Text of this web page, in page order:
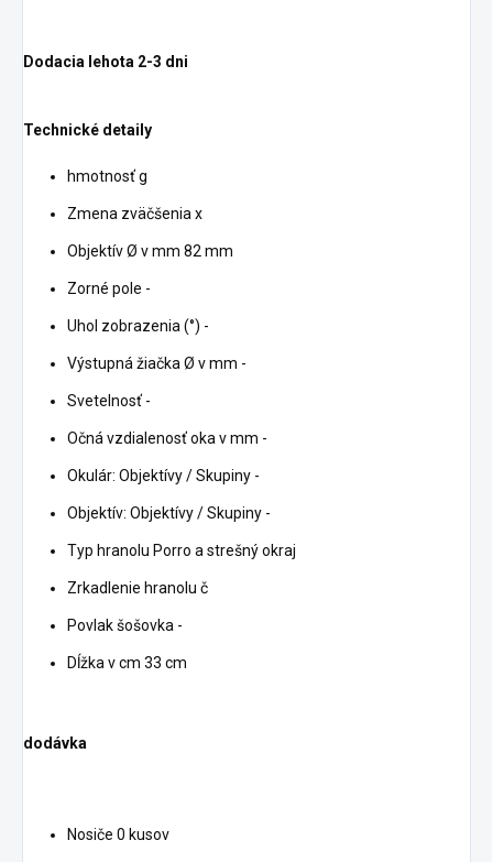
Dodacia lehota 2-3 dni
Technické detaily
hmotnosť g
Zmena zväčšenia x
Objektív Ø v mm 82 mm
Zorné pole -
Uhol zobrazenia (°) -
Výstupná žiačka Ø v mm -
Svetelnosť -
Očná vzdialenosť oka v mm -
Okulár: Objektívy / Skupiny -
Objektív: Objektívy / Skupiny -
Typ hranolu Porro a strešný okraj
Zrkadlenie hranolu č
Povlak šošovka -
Dĺžka v cm 33 cm
dodávka
Nosiče 0 kusov